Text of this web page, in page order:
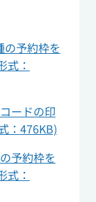
の予約枠を
式：
ードの印
：476KB)
予約枠を
式：